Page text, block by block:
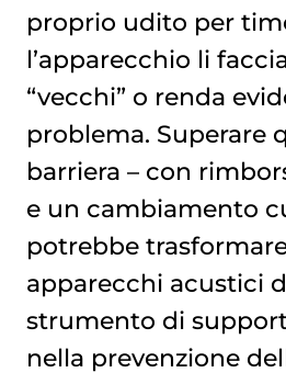
proprio udito per
l’apparecchio li
“vecchi” o renda
problema. Superare
barriera – con
e un cambiamento
potrebbe
apparecchi acustici
strumento di
nella prevenzione